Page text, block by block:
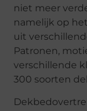
niet meer
namelijk op
uit
Patronen,
verschillende
300 soorten